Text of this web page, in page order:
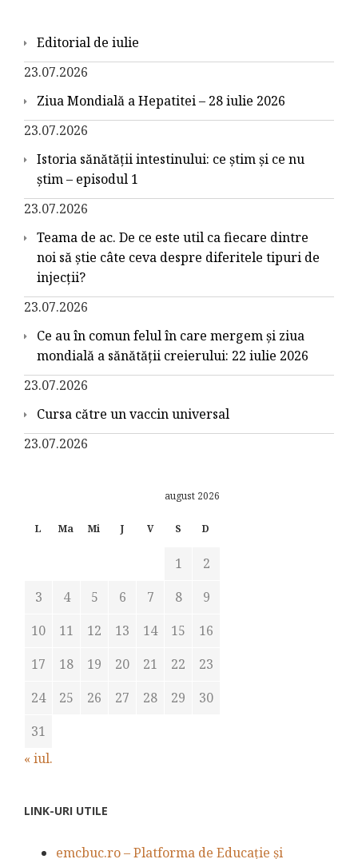
Editorial de iulie
23.07.2026
Ziua Mondială a Hepatitei – 28 iulie 2026
23.07.2026
Istoria sănătății intestinului: ce știm și ce nu
știm – episodul 1
23.07.2026
Teama de ac. De ce este util ca fiecare dintre
noi să știe câte ceva despre diferitele tipuri de
injecții?
23.07.2026
Ce au în comun felul în care mergem și ziua
mondială a sănătății creierului: 22 iulie 2026
23.07.2026
Cursa către un vaccin universal
23.07.2026
august 2026
L Ma Mi J V S D
1
2
3
4 5 6 7 8
9
10
11 12 13 14 15
16
17
18 19 20 21 22
23
24
25 26 27 28 29
30
31
« iul.
LINK-URI UTILE
emcbuc.ro – Platforma de Educație și